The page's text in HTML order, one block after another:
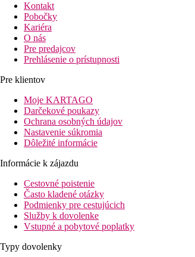
Kontakt
Pobočky
Kariéra
O nás
Pre predajcov
Prehlásenie o prístupnosti
Pre klientov
Moje KARTAGO
Darčekové poukazy
Ochrana osobných údajov
Nastavenie súkromia
Dôležité informácie
Informácie k zájazdu
Cestovné poistenie
Často kladené otázky
Podmienky pre cestujúcich
Služby k dovolenke
Vstupné a pobytové poplatky
Typy dovolenky